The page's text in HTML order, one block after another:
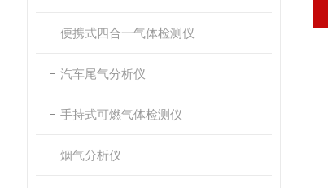
便携式四合一气体检测仪
汽车尾气分析仪
手持式可燃气体检测仪
烟气分析仪